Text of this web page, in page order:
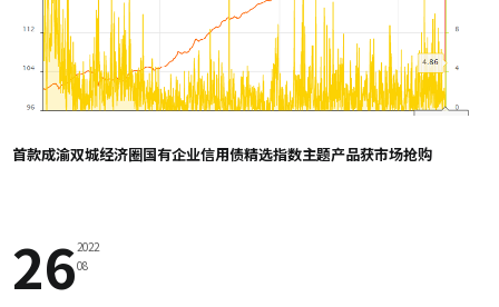
首款成渝双城经济圈国有企业信用债精选指数主题产品获市场抢购
262022
08